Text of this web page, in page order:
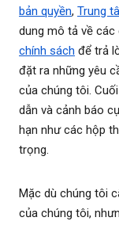
bản quyền, Trung
dung mô tả về các
chính sách để trả
đặt ra những yêu
của chúng tôi.
dẫn và cảnh báo
hạn như các hộp
trọng.
Mặc dù chúng tôi
của chúng tôi,